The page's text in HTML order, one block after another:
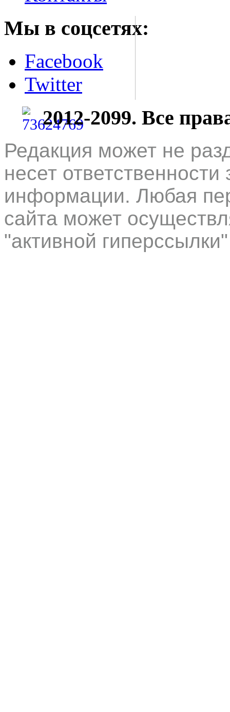
Мы в соцсетях:
Facebook
Twitter
2012-2099. Все
Редакция может не
несет
информации. Любая
сайта может
"активной